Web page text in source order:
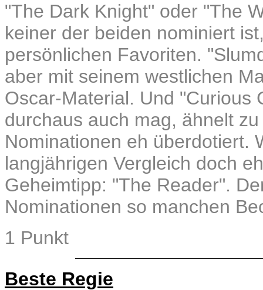
"The Dark Knight" oder "The
keiner der beiden nominiert
persönlichen Favoriten.
aber mit seinem westlichen
Oscar-Material. Und "Curious
durchaus auch mag, ähnelt
Nominationen eh überdotiert.
langjährigen Vergleich doch
Geheimtipp: "The Reader".
Nominationen so manchen
1 Punkt
Beste Regie